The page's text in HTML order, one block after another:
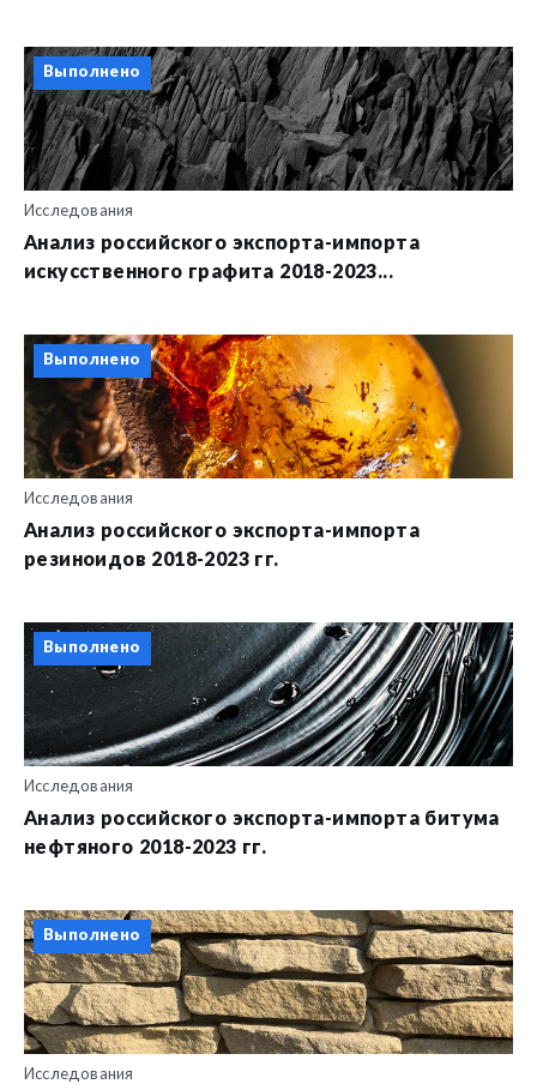
Выполнено
Исследования
Анализ российского экспорта-импорта
искусственного графита 2018-2023...
Выполнено
Исследования
Анализ российского экспорта-импорта
резиноидов 2018-2023 гг.
Выполнено
Исследования
Анализ российского экспорта-импорта битума
нефтяного 2018-2023 гг.
Выполнено
Исследования